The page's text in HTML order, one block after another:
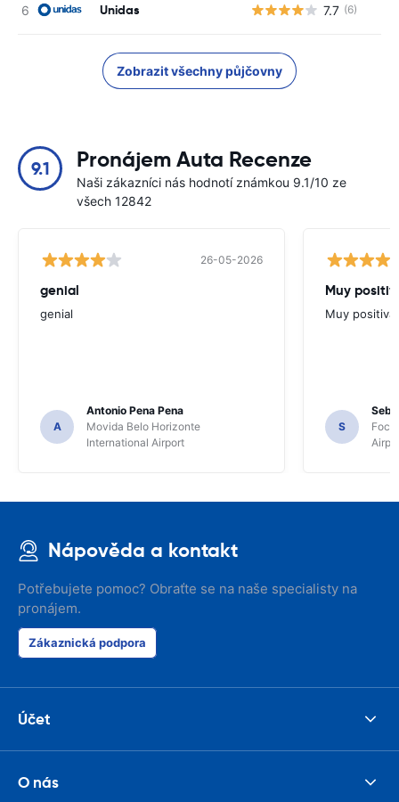
Unidas 7.7 (6)
Zobrazit všechny půjčovny
9.1 Pronájem Auta Recenze
Naši zákazníci nás hodnotí známkou 9.1/10 ze
všech 12842
26-05-2026
genial
genial
A
Antonio Pena Pena
Movida Belo Horizonte
International Airport
Muy
Muy positiva
S
Foco
Nápověda a kontakt
Potřebujete pomoc? Obraťte se na naše specialisty na
pronájem.
Zákaznická podpora
Účet
O nás